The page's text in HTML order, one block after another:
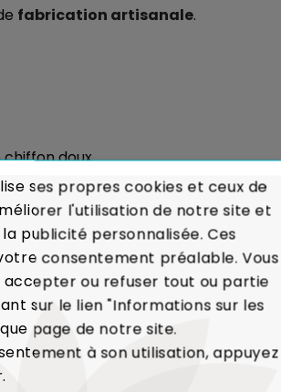
fabrication artisanale.
doux.
de livraison
défaut majeur sur un produit reçu
Charte de Qualité
l'Hévéa était un arbre voué
contribue ainsi à limiter
et Environnement
ses propres cookies et ceux de
l'utilisation de notre site et
publicité personnalisée. Ces
consentement préalable. Vous
ou refuser tout ou partie
sur le lien "Informations sur les
page de notre site.
à son utilisation, appuyez